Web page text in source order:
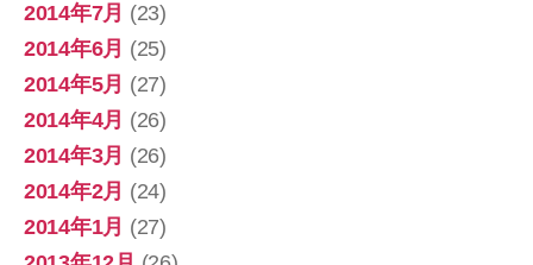
2014年7月 (23)
2014年6月 (25)
2014年5月 (27)
2014年4月 (26)
2014年3月 (26)
2014年2月 (24)
2014年1月 (27)